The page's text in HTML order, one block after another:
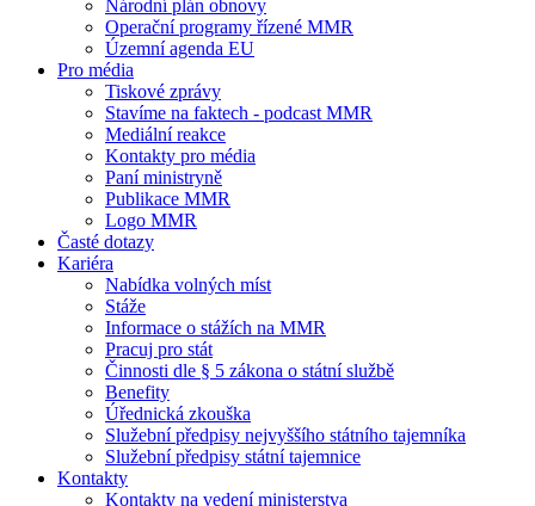
Národní plán obnovy
Operační programy řízené MMR
Územní agenda EU
Pro média
Tiskové zprávy
Stavíme na faktech - podcast MMR
Mediální reakce
Kontakty pro média
Paní ministryně
Publikace MMR
Logo MMR
Časté dotazy
Kariéra
Nabídka volných míst
Stáže
Informace o stážích na MMR
Pracuj pro stát
Činnosti dle § 5 zákona o státní službě
Benefity
Úřednická zkouška
Služební předpisy nejvyššího státního tajemníka
Služební předpisy státní tajemnice
Kontakty
Kontakty na vedení ministerstva